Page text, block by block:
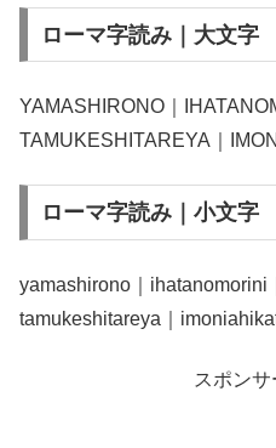
ローマ字読み｜大文字
YAMASHIRONO｜
TAMUKESHITAREYA｜
ローマ字読み｜小文字
yamashirono｜ihatanomorini
tamukeshitareya｜
スポンサ